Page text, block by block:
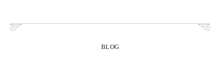
BLOG